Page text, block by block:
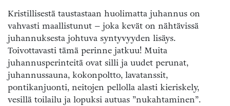
Kristillisestä taustastaan huolimatta juhannus on
vahvasti maallistunut – joka kevät on nähtävissä
juhannuksesta johtuva syntyvyyden lisäys.
Toivottavasti tämä perinne jatkuu! Muita
juhannusperinteitä ovat silli ja uudet perunat,
juhannussauna, kokonpoltto, lavatanssit,
pontikanjuonti, neitojen pellolla alasti kieriskely,
vesillä toilailu ja lopuksi autuas ”nukahtaminen”.